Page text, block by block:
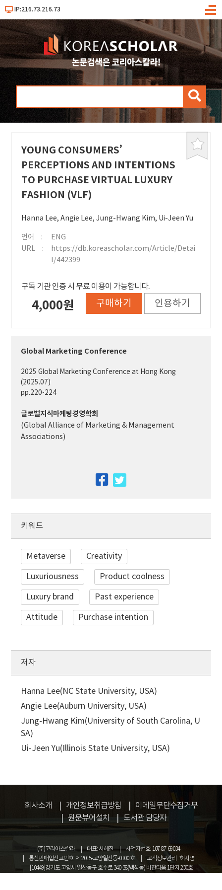
IP:216.73.216.73
메
검
북
YOUNG CONSUMERS’
PERCEPTIONS AND INTENTIONS
TO PURCHASE VIRTUAL LUXURY
FASHION (VLF)
Hanna Lee,Angie Lee,Jung-Hwang Kim, Ui-Jeen Yu
언어
ENG
URL
https://db.koreascholar.com/Article/Detai
l/442399
구독 기관 인증 시 무료 이용이 가능합니다.
4,000원 구매하기 인용하기
Global Marketing Conference
2025 Global Marketing Conference at Hong Kong
(2025.07)
pp.220-224
글로벌지식마케팅경영학회
(Global Alliance of Marketing & Management
Associations)
facebook
키워드
Metaverse Creativity
Luxuriousness Product coolness
Luxury brand Past experience
Attitude Purchase intention
저자
Hanna Lee(NC State University, USA)
Angie Lee(Auburn University, USA)
Jung-Hwang Kim(University of South Carolina, U
SA)
Ui-Jeen Yu(Illinois State University, USA)
회사소개 개인정보취급방침
이메일무단수집거부
원문뷰어설치
도서관 담당자
(주)코리아스칼라 대표: 서혜진
사업자번호: 107-87-69034
통신판매업신고번호: 제 2015-고양일산동-0100 호
고객정보관리 : 허지영
[10449]경기도 고양시 일산동구 호수로 340-38(백석동) 비잔티움 1단지 230호